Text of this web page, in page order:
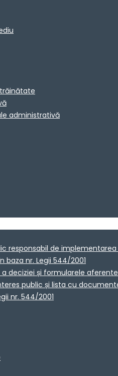
administrativă
responsabil de implementarea
baza nr. Legii 544/2001
deciziei și formularele
public și lista cu
nr. 544/2001